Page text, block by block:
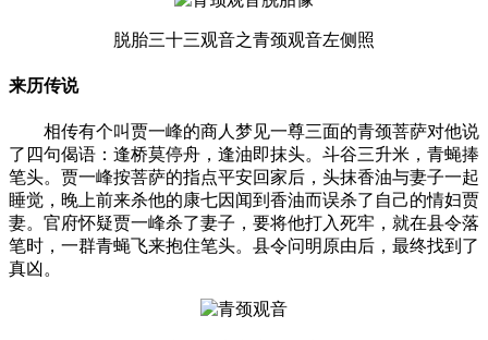
脱胎三十三观音之青颈观音左侧照
来历传说
相传有个叫贾一峰的商人梦见一尊三面的青颈菩萨对他说
了四句偈语：逢桥莫停舟，逢油即抹头。斗谷三升米，青蝇捧
笔头。贾一峰按菩萨的指点平安回家后，头抹香油与妻子一起
睡觉，晚上前来杀他的康七因闻到香油而误杀了自己的情妇贾
妻。官府怀疑贾一峰杀了妻子，要将他打入死牢，就在县令落
笔时，一群青蝇飞来抱住笔头。县令问明原由后，最终找到了
真凶。